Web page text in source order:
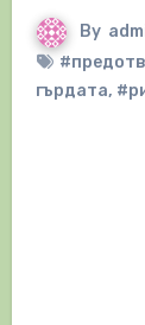
By
гърдата,